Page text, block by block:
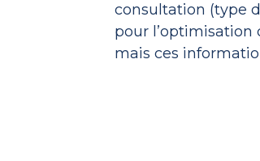
consultation (type
pour
mais ces